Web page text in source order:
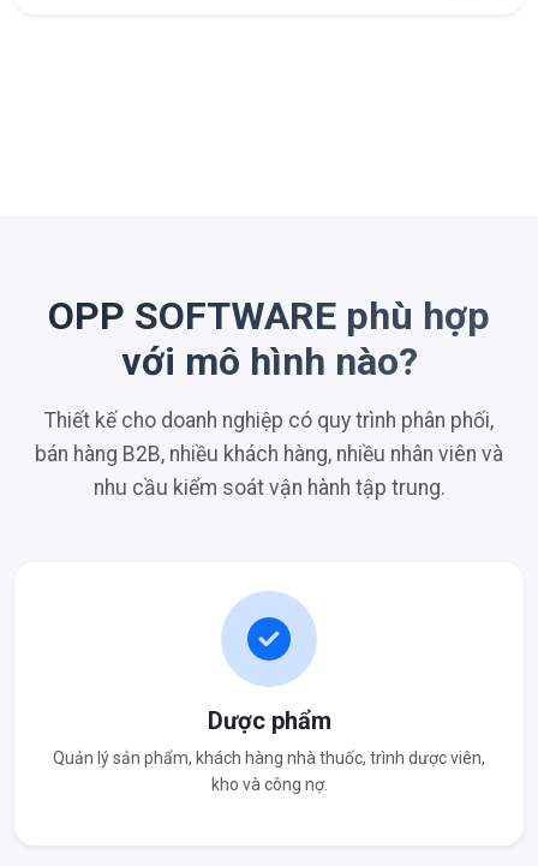
OPP SOFTWARE phù hợp
với mô hình nào?
Thiết kế cho doanh nghiệp có quy trình phân phối,
bán hàng B2B, nhiều khách hàng, nhiều nhân viên và
nhu cầu kiểm soát vận hành tập trung.
Dược phẩm
Quản lý sản phẩm, khách hàng nhà thuốc, trình dược viên,
kho và công nợ.